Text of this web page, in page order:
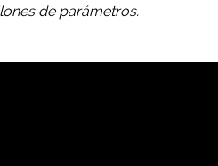
de parámetros.